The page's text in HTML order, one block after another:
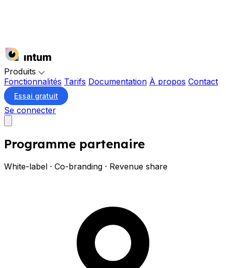
Produits
Fonctionnalités Tarifs Documentation À propos Contact
Essai gratuit
Se connecter
Programme partenaire
White-label · Co-branding · Revenue share